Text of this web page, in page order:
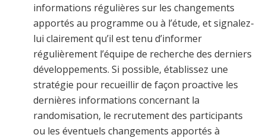
informations régulières sur les changements
apportés au programme ou à l’étude, et signalez-
lui clairement qu’il est tenu d’informer
régulièrement l’équipe de recherche des derniers
développements. Si possible, établissez une
stratégie pour recueillir de façon proactive les
dernières informations concernant la
randomisation, le recrutement des participants
ou les éventuels changements apportés à